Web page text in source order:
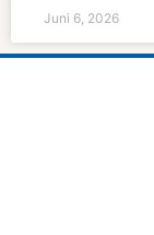
Juni 6, 2026